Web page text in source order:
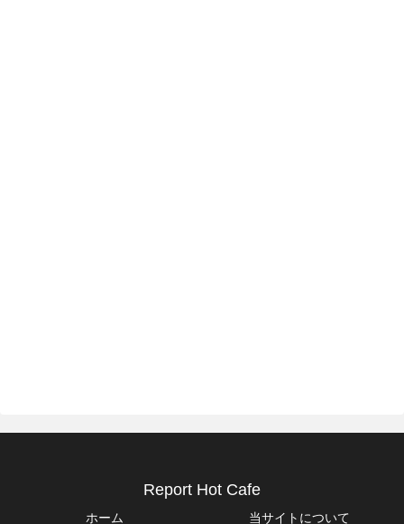
Report Hot Cafe
ホーム 当サイトについて